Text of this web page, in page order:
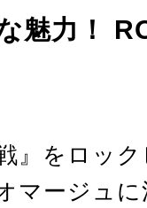
魅力！
』をロッ
マージュ